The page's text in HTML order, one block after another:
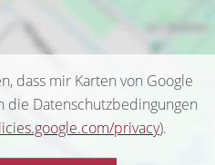
dass mir Karten von Google
die Datenschutzbedingungen
privacy).